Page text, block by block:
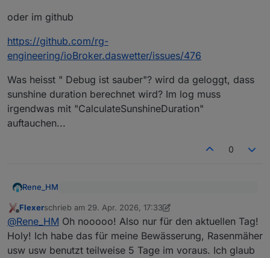
oder im github
https://github.com/rg-
engineering/ioBroker.daswetter/issues/476
Was heisst " Debug ist sauber"? wird da geloggt, dass
sunshine duration berechnet wird? Im log muss
irgendwas mit "CalculateSunshineDuration"
auftauchen...
0
Rene_HM
auch auf Gefahr hin, dass die Frage schon mal
Thema sunduration. Leider ist nur der
Datenpunkt bei Day1 einmal enthalten.
Eine kurze Suche ohne KI bringt dich sofort zur
Erklärung:
https://forum.iobroker.net/topic/5347/adapter-
daswetter/1517
Offline
Flexerschrieb am 29. Apr. 2026, 17:33
zuletzt editiert von Flexer
@Rene_HM Oh nooooo! Also nur für den aktuellen Tag!
Holy! Ich habe das für meine Bewässerung, Rasenmäher
usw usw benutzt teilweise 5 Tage im voraus. Ich glaub